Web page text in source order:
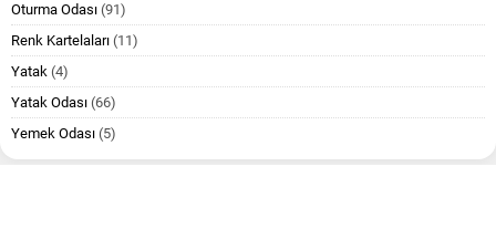
Oturma Odası (91)
Renk Kartelaları (11)
Yatak (4)
Yatak Odası (66)
Yemek Odası (5)